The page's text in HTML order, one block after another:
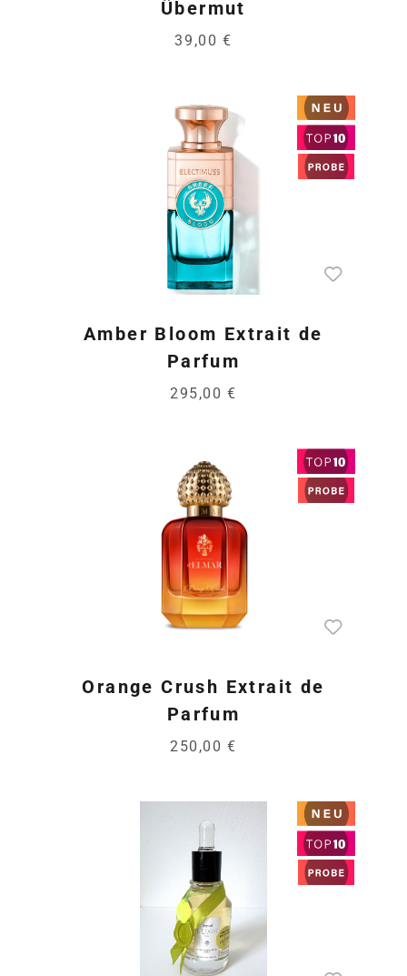
Übermut
39,00 €
Amber Bloom Extrait de
Parfum
295,00 €
Orange Crush Extrait de
Parfum
250,00 €